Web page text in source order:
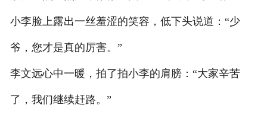
小李脸上露出一丝羞涩的笑容，低下头说道：“少
爷，您才是真的厉害。”
李文远心中一暖，拍了拍小李的肩膀：“大家辛苦
了，我们继续赶路。”